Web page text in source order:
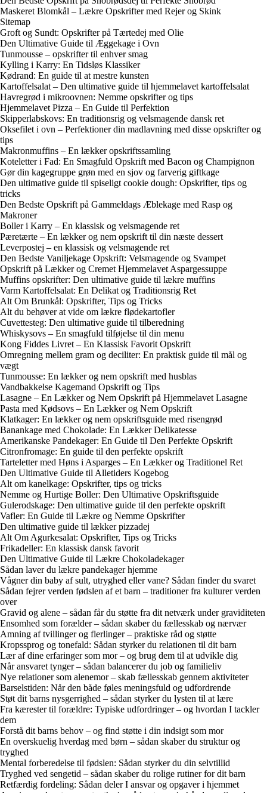
Maskeret Blomkål – Lækre Opskrifter med Rejer og Skink
Sitemap
Groft og Sundt: Opskrifter på Tærtedej med Olie
Den Ultimative Guide til Æggekage i Ovn
Tunmousse – opskrifter til enhver smag
Kylling i Karry: En Tidsløs Klassiker
Kødrand: En guide til at mestre kunsten
Kartoffelsalat – Den ultimative guide til hjemmelavet kartoffelsalat
Havregrød i mikroovnen: Nemme opskrifter og tips
Hjemmelavet Pizza – En Guide til Perfektion
Skipperlabskovs: En traditionsrig og velsmagende dansk ret
Oksefilet i ovn – Perfektioner din madlavning med disse opskrifter og
tips
Makronmuffins – En lækker opskriftssamling
Koteletter i Fad: En Smagfuld Opskrift med Bacon og Champignon
Gør din kagegruppe grøn med en sjov og farverig giftkage
Den ultimative guide til spiseligt cookie dough: Opskrifter, tips og
tricks
Den Bedste Opskrift på Gammeldags Æblekage med Rasp og
Makroner
Boller i Karry – En klassisk og velsmagende ret
Pæretærte – En lækker og nem opskrift til din næste dessert
Leverpostej – en klassisk og velsmagende ret
Den Bedste Vaniljekage Opskrift: Velsmagende og Svampet
Opskrift på Lækker og Cremet Hjemmelavet Aspargessuppe
Muffins opskrifter: Den ultimative guide til lækre muffins
Varm Kartoffelsalat: En Delikat og Traditionsrig Ret
Alt Om Brunkål: Opskrifter, Tips og Tricks
Alt du behøver at vide om lækre flødekartofler
Cuvettesteg: Den ultimative guide til tilberedning
Whiskysovs – En smagfuld tilføjelse til din menu
Kong Fiddes Livret – En Klassisk Favorit Opskrift
Omregning mellem gram og deciliter: En praktisk guide til mål og
vægt
Tunmousse: En lækker og nem opskrift med husblas
Vandbakkelse Kagemand Opskrift og Tips
Lasagne – En Lækker og Nem Opskrift på Hjemmelavet Lasagne
Pasta med Kødsovs – En Lækker og Nem Opskrift
Klatkager: En lækker og nem opskriftsguide med risengrød
Banankage med Chokolade: En Lækker Delikatesse
Amerikanske Pandekager: En Guide til Den Perfekte Opskrift
Citronfromage: En guide til den perfekte opskrift
Tarteletter med Høns i Asparges – En Lækker og Traditionel Ret
Den Ultimative Guide til Alletiders Kogebog
Alt om kanelkage: Opskrifter, tips og tricks
Nemme og Hurtige Boller: Den Ultimative Opskriftsguide
Gulerodskage: Den ultimative guide til den perfekte opskrift
Vafler: En Guide til Lækre og Nemme Opskrifter
Den ultimative guide til lækker pizzadej
Alt Om Agurkesalat: Opskrifter, Tips og Tricks
Frikadeller: En klassisk dansk favorit
Den Ultimative Guide til Lækre Chokoladekager
Sådan laver du lækre pandekager hjemme
Vågner din baby af sult, utryghed eller vane? Sådan finder du svaret
Sådan fejrer verden fødslen af et barn – traditioner fra kulturer verden
over
Gravid og alene – sådan får du støtte fra dit netværk under graviditeten
Ensomhed som forælder – sådan skaber du fællesskab og nærvær
Amning af tvillinger og flerlinger – praktiske råd og støtte
Kropssprog og tonefald: Sådan styrker du relationen til dit barn
Lær af dine erfaringer som mor – og brug dem til at udvikle dig
Når ansvaret tynger – sådan balancerer du job og familieliv
Nye relationer som alenemor – skab fællesskab gennem aktiviteter
Barselstiden: Når den både føles meningsfuld og udfordrende
Støt dit barns nysgerrighed – sådan styrker du lysten til at lære
Fra kærester til forældre: Typiske udfordringer – og hvordan I tackler
dem
Forstå dit barns behov – og find støtte i din indsigt som mor
En overskuelig hverdag med børn – sådan skaber du struktur og
tryghed
Mental forberedelse til fødslen: Sådan styrker du din selvtillid
Tryghed ved sengetid – sådan skaber du rolige rutiner for dit barn
Retfærdig fordeling: Sådan deler I ansvar og opgaver i hjemmet